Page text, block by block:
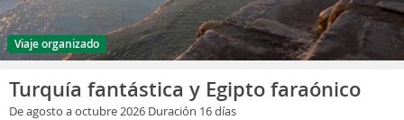
Viaje organizado
Turquía fantástica y Egipto faraónico
De agosto a octubre 2026 Duración 16 días